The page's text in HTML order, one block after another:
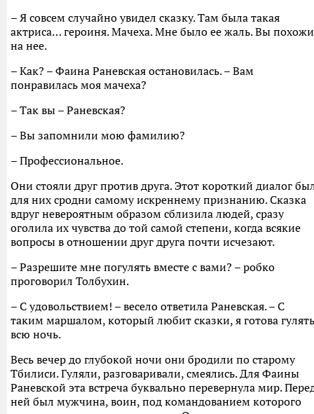
– Я совсем случайно увидел сказку. Там была такая
актриса… героиня. Мачеха. Мне было ее жаль. Вы похожи
на нее.
– Как? – Фаина Раневская остановилась. – Вам
понравилась моя мачеха?
– Так вы – Раневская?
– Вы запомнили мою фамилию?
– Профессиональное.
Они стояли друг против друга. Этот короткий диалог
для них сродни самому искреннему признанию. Сказка
вдруг невероятным образом сблизила людей, сразу
оголила их чувства до той самой степени, когда всякие
вопросы в отношении друг друга почти исчезают.
– Разрешите мне погулять вместе с вами? – робко
проговорил Толбухин.
– С удовольствием! – весело ответила Раневская. – С
таким маршалом, который любит сказки, я готова гулять
всю ночь.
Весь вечер до глубокой ночи они бродили по старому
Тбилиси. Гуляли, разговаривали, смеялись. Для Фаины
Раневской эта встреча буквально перевернула мир.
ней был мужчина, воин, под командованием которого